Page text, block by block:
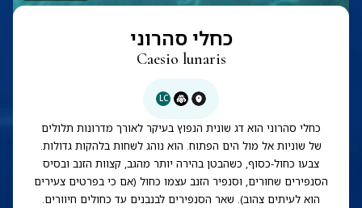
כחלי סהרוני
Caesio lunaris
LC
כחלי סהרוני הוא דג שונית הנפוץ בעיקר לאורך מדרונות תלולים
של שוניות אל מול הים הפתוח. הוא נוהג לשחות בלהקות גדולות.
צבעו כחול-כסוף, כשהבטן בהירה יותר מהגב, קצוות הזנב ובסיס
הסנפירים שחורים, וסנפיר הזנב עצמו כחול (אם כי בפרטים צעירים
הוא לעיתים צהוב). שאר הסנפירים לבנבנים עד כחולים חיוורים.